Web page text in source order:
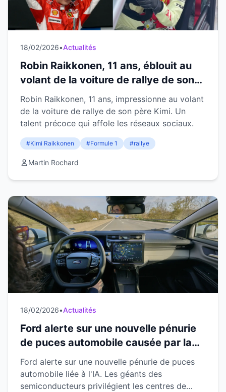
18/02/2026•Actualités
Robin Raikkonen, 11 ans, éblouit au
volant de la voiture de rallye de son
père Kimi
Robin Raikkonen, 11 ans, impressionne au volant
de la voiture de rallye de son père Kimi. Un
talent précoce qui affole les réseaux sociaux.
#Kimi Raikkonen #Formule 1 #rallye
Martin Rochard
18/02/2026•Actualités
Ford alerte sur une nouvelle pénurie
de puces automobile causée par la
course à l'IA
Ford alerte sur une nouvelle pénurie de puces
automobile liée à l'IA. Les géants des
semiconducteurs privilégient les centres de